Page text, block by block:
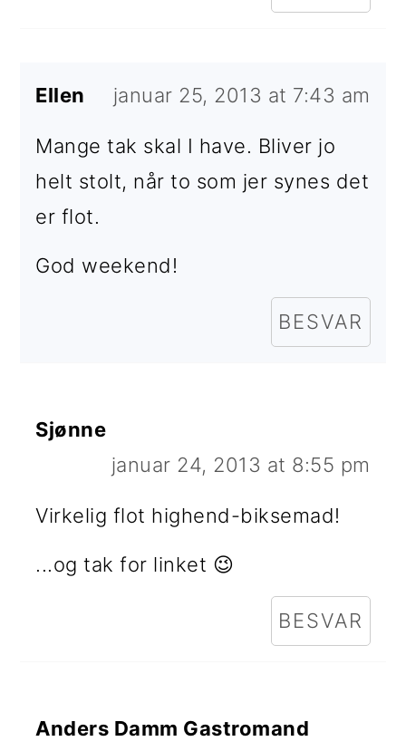
Ellen januar 25, 2013 at 7:43 am
Mange tak skal I have. Bliver jo
helt stolt, når to som jer synes det
er flot.
God weekend!
BESVAR
Sjønne
januar 24, 2013 at 8:55 pm
Virkelig flot highend-biksemad!
...og tak for linket 😉
BESVAR
Anders Damm Gastromand